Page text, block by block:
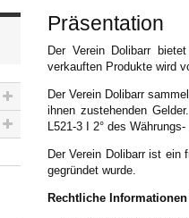
Präsentation
Der Verein Dolibarr
verkauften Produkte wird
Der Verein Dolibarr
ihnen zustehenden
L521-3 I 2° des
Der Verein Dolibarr ist ein
gegründet wurde.
Rechtliche